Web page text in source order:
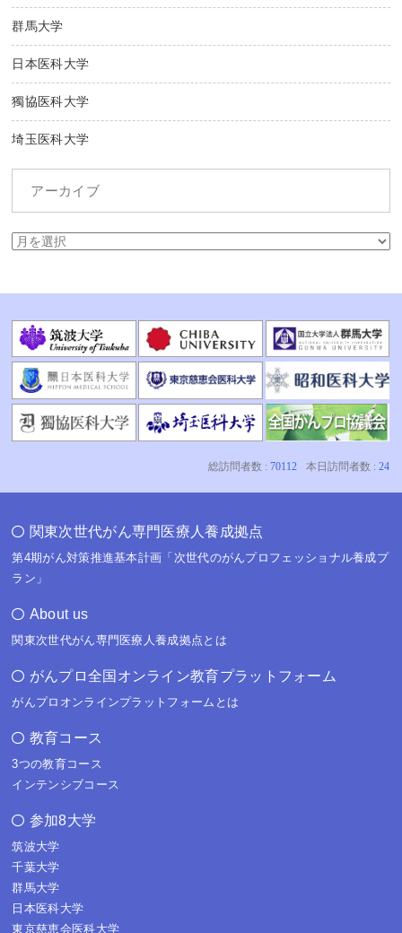
群馬大学
日本医科大学
獨協医科大学
埼玉医科大学
アーカイブ
関東次世代がん専門医療人養成拠点
第4期がん対策推進基本計画「次世代のがんプロフェッショナル養成プ
ラン」
About us
関東次世代がん専門医療人養成拠点とは
がんプロ全国オンライン教育プラットフォーム
がんプロオンラインプラットフォームとは
教育コース
3つの教育コース
インテンシブコース
参加8大学
筑波大学
千葉大学
群馬大学
日本医科大学
東京慈恵会医科大学